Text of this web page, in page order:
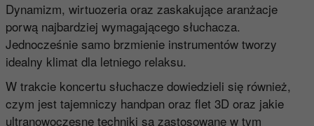
Dynamizm, wirtuozeria oraz zaskakujące aranżacje
porwą najbardziej wymagającego słuchacza.
Jednocześnie samo brzmienie instrumentów tworzy
idealny klimat dla letniego relaksu.
W trakcie koncertu słuchacze dowiedzieli się również,
czym jest tajemniczy handpan oraz flet 3D oraz jakie
ultranowoczesne techniki są zastosowane w tym